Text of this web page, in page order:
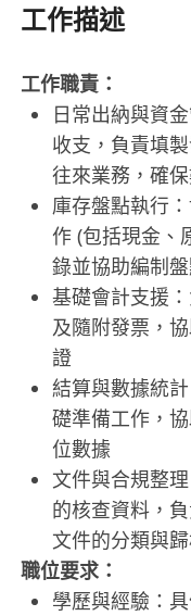
工作描述
工作職責：
日常出納與資
收支，負責填
往來業務，確
庫存盤點執行
作 (包括現金、
錄並協助編制
基礎會計支援
及隨附發票，
證
結算與數據統
礎準備工作，
位數據
文件與合規整
的核查資料，
文件的分類與
職位要求：
學歷與經驗：